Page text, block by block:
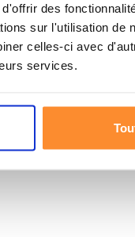
des
sur l'utilisation de
celles-ci avec
services.